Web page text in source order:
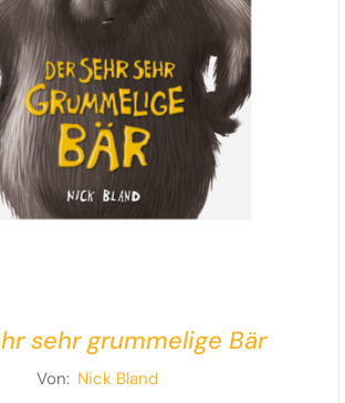
sehr grummelige Bär
Von: Nick Bland